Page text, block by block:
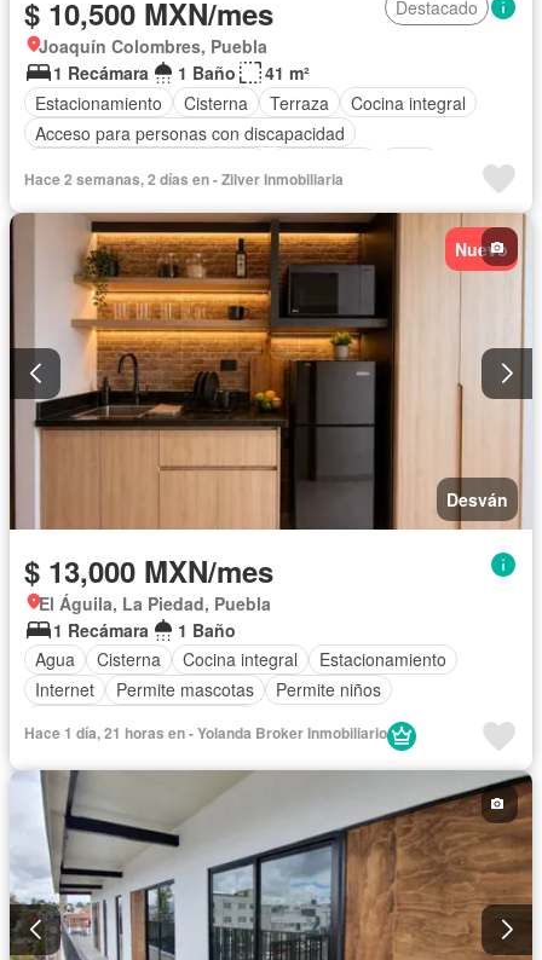
$ 10,500 MXN/mes
Destacado
Joaquín Colombres, Puebla
1 Recámara
1 Baño
41 m²
Estacionamiento
Cisterna Terraza
Cocina integral
Acceso para personas con discapacidad
Vista panorámica
Recámara con closet
Seguridad
Cuarto de servicio Balcón
Cocina equipada
Cuarto de Limpieza
Sin amueblar
Hace 2 semanas, 2 días en - Zilver Inmobiliaria
Nuevo
Desván
$ 13,000 MXN/mes
El Águila, La Piedad, Puebla
1 Recámara
1 Baño
Agua
Cisterna Cocina integral
Estacionamiento
Internet
Permite mascotas
Permite niños
Hace 1 día, 21 horas en - Yolanda Broker Inmobiliario